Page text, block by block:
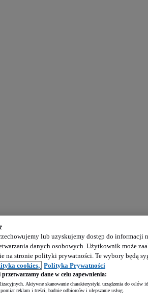
lub uzyskujemy dostęp do
danych osobowych. Użytkownik może
na stronie polityki prywatności. Te wybory będą
cookies, Polityka Prywatności
dane w celu zapewnienia:
Aktywne skanowanie charakterystyki urządzenia do
reklam i treści, badnie odbiorców i ulepszanie usług.